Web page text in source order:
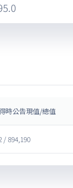
時公告現值/總值
/ 894,190